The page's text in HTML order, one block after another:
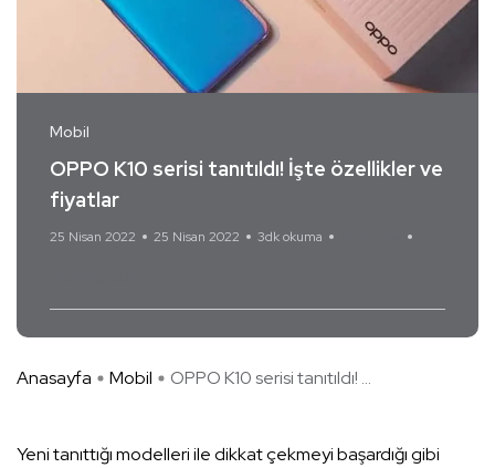
Mobil
OPPO K10 serisi tanıtıldı! İşte özellikler ve
fiyatlar
25 Nisan 2022 25 Nisan 2022 3dk okuma
Anasayfa Mobil OPPO K10 serisi tanıtıldı! ...
Yeni tanıttığı modelleri ile dikkat çekmeyi başardığı gibi